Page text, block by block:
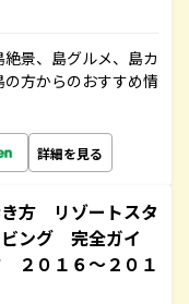
景、島グルメ、島カ
方からのおすすめ情
詳細を見る
方 リゾートスタ
ング 完全ガイ
０１６～２０１